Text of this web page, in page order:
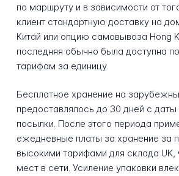
по маршруту и в зависимости от
клиент стандартную доставку на
Китай или опцию самовывоза Hong
последняя обычно была доступна
тарифам за единицу.
Бесплатное хранение на
предоставлялось до 30 дней с даты
посылки. После этого периода
ежедневные платы за хранение за
высокими тарифами для склада UK,
мест в сети. Усиление упаковки